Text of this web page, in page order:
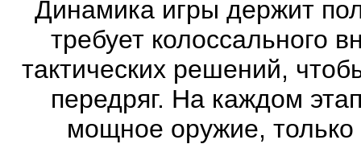
Динамика игры держит
требует колоссального
тактических решений,
передряг. На каждом
мощное оружие, только